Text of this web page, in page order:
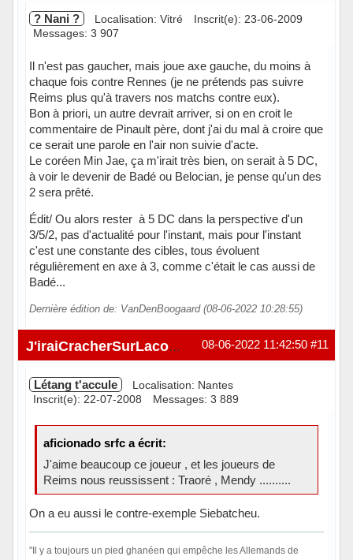
? Nani ? Localisation: Vitré
Inscrit(e): 23-06-2009
Messages: 3 907
Il n'est pas gaucher, mais joue axe gauche, du moins à
chaque fois contre Rennes (je ne prétends pas suivre
Reims plus qu'à travers nos matchs contre eux).
Bon à priori, un autre devrait arriver, si on en croit le
commentaire de Pinault père, dont j'ai du mal à croire que
ce serait une parole en l'air non suivie d'acte.
Le coréen Min Jae, ça m'irait très bien, on serait à 5 DC,
à voir le devenir de Badé ou Belocian, je pense qu'un des
2 sera prêté.
Édit/ Ou alors rester à 5 DC dans la perspective d'un
3/5/2, pas d'actualité pour l'instant, mais pour l'instant
c'est une constante des cibles, tous évoluent
régulièrement en axe à 3, comme c'était le cas aussi de
Badé...
Dernière édition de: VanDenBoogaard (08-06-2022 10:28:55)
Hors ligne #11
08-06-2022 11:42:50
J'iraiCracherSurLacombe
Létang t'accule
Localisation: Nantes
Inscrit(e): 22-07-2008
Messages: 3 889
aficionado srfc a écrit:
J'aime beaucoup ce joueur , et les joueurs de
Reims nous reussissent : Traoré , Mendy ..........
On a eu aussi le contre-exemple Siebatcheu.
"Il y a toujours un pied ghanéen qui empêche les Allemands de